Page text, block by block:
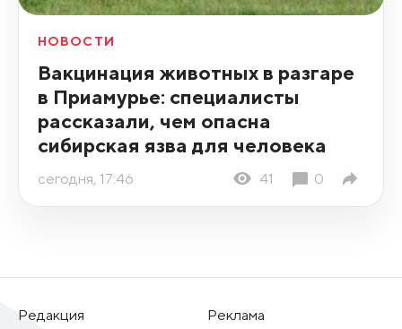
НОВОСТИ
Вакцинация животных в разгаре
в Приамурье: специалисты
рассказали, чем опасна
сибирская язва для человека
сегодня, 17:46 41 0
Редакция
Реклама